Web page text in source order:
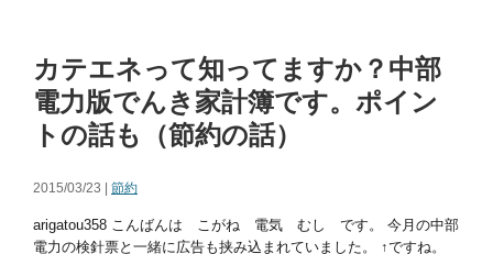
カテエネって知ってますか？中部
電力版でんき家計簿です。ポイン
トの話も（節約の話）
2015/03/23 | 節約
arigatou358 こんばんは こがね 電気 むし です。 今月の中部
電力の検針票と一緒に広告も挟み込まれていました。 ↑ですね。